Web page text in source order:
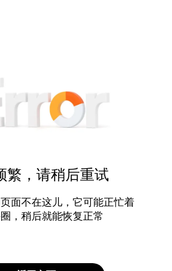
繁，请稍后重试
面不在这儿，它可能正忙着
，稍后就能恢复正常